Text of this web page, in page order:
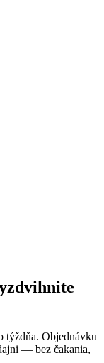
týždňa. Objednávku
— bez čakania,